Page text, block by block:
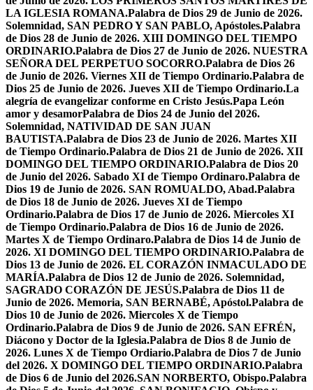
LA IGLESIA ROMANA.Palabra de Dios 29 de Junio de 2026.
Solemnidad, SAN PEDRO Y SAN PABLO, Apóstoles.Palabra
de Dios 28 de Junio de 2026. XIII DOMINGO DEL TIEMPO
ORDINARIO.Palabra de Dios 27 de Junio de 2026. NUESTRA
SEÑORA DEL PERPETUO SOCORRO.Palabra de Dios 26
de Junio de 2026. Viernes XII de Tiempo Ordinario.Palabra de
Dios 25 de Junio de 2026. Jueves XII de Tiempo Ordinario.La
alegría de evangelizar conforme en Cristo Jesús.Papa León
amor y desamorPalabra de Dios 24 de Junio del 2026.
Solemnidad, NATIVIDAD DE SAN JUAN
BAUTISTA.Palabra de Dios 23 de Junio de 2026. Martes XII
de Tiempo Ordinario.Palabra de Dios 21 de Junio de 2026. XII
DOMINGO DEL TIEMPO ORDINARIO.Palabra de Dios 20
de Junio del 2026. Sabado XI de Tiempo Ordinaro.Palabra de
Dios 19 de Junio de 2026. SAN ROMUALDO, Abad.Palabra
de Dios 18 de Junio de 2026. Jueves XI de Tiempo
Ordinario.Palabra de Dios 17 de Junio de 2026. Miercoles XI
de Tiempo Ordinario.Palabra de Dios 16 de Junio de 2026.
Martes X de Tiempo Ordinaro.Palabra de Dios 14 de Junio de
2026. XI DOMINGO DEL TIEMPO ORDINARIO.Palabra de
Dios 13 de Junio de 2026. EL CORAZÓN INMACULADO DE
MARÍA.Palabra de Dios 12 de Junio de 2026. Solemnidad,
SAGRADO CORAZÓN DE JESÚS.Palabra de Dios 11 de
Junio de 2026. Memoria, SAN BERNABÉ, Apóstol.Palabra de
Dios 10 de Junio de 2026. Miercoles X de Tiempo
Ordinario.Palabra de Dios 9 de Junio de 2026. SAN EFRÉN,
Diácono y Doctor de la Iglesia.Palabra de Dios 8 de Junio de
2026. Lunes X de Tiempo Ordiario.Palabra de Dios 7 de Junio
del 2026. X DOMINGO DEL TIEMPO ORDINARIO.Palabra
de Dios 6 de Junio del 2026.SAN NORBERTO, Obispo.Palabra